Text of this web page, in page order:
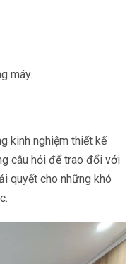
máy.
kinh nghiệm thiết kế
câu hỏi để trao đổi với
quyết cho những khó